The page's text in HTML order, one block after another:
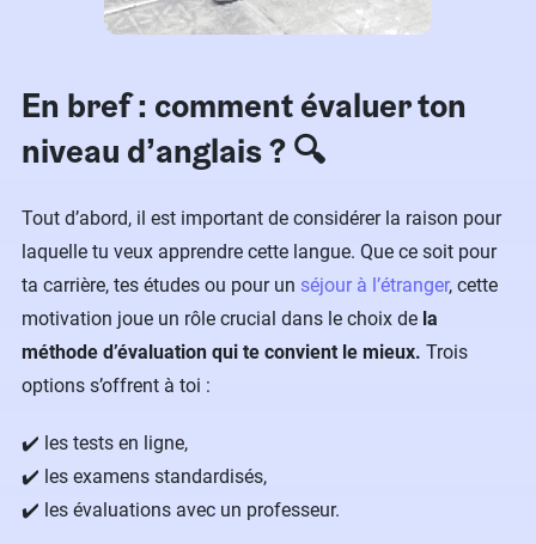
En bref : comment évaluer ton
niveau d’anglais ? 🔍
Tout d’abord, il est important de considérer la raison pour
laquelle tu veux apprendre cette langue. Que ce soit pour
ta carrière, tes études ou pour un séjour à l’étranger, cette
motivation joue un rôle crucial dans le choix de la
méthode d’évaluation qui te convient le mieux. Trois
options s’offrent à toi :
✔️ les tests en ligne,
✔️ les examens standardisés,
✔️ les évaluations avec un professeur.